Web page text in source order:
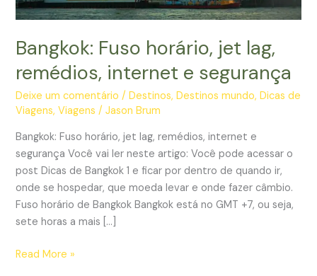
Bangkok: Fuso horário, jet lag,
remédios, internet e segurança
Deixe um comentário /Destinos,Destinos mundo,Dicas de
Viagens,Viagens /Jason Brum
Bangkok: Fuso horário, jet lag, remédios, internet e
segurança Você vai ler neste artigo: Você pode acessar o
post Dicas de Bangkok 1 e ficar por dentro de quando ir,
onde se hospedar, que moeda levar e onde fazer câmbio.
Fuso horário de Bangkok Bangkok está no GMT +7, ou seja,
sete horas a mais […]
Bangkok:
Read More »